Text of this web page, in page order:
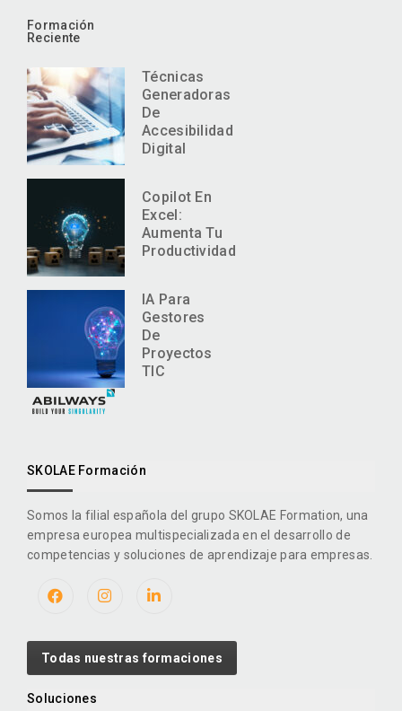
Formación
Reciente
Técnicas
Generadoras
De
Accesibilidad
Digital
Copilot En
Excel:
Aumenta Tu
Productividad
IA Para
Gestores
De
Proyectos
TIC
SKOLAE Formación
Somos la filial española del grupo SKOLAE Formation, una
empresa europea multispecializada en el desarrollo de
competencias y soluciones de aprendizaje para empresas.
Todas nuestras formaciones
Soluciones